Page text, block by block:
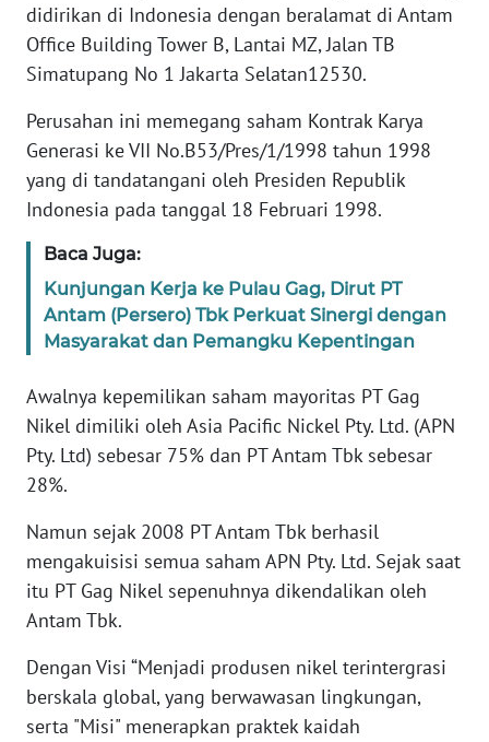
didirikan di Indonesia dengan beralamat di Antam
Office Building Tower B, Lantai MZ, Jalan TB
Simatupang No 1 Jakarta Selatan12530.
Perusahan ini memegang saham Kontrak Karya
Generasi ke VII No.B53/Pres/1/1998 tahun 1998
yang di tandatangani oleh Presiden Republik
Indonesia pada tanggal 18 Februari 1998.
Baca Juga:
Kunjungan Kerja ke Pulau Gag, Dirut PT
Antam (Persero) Tbk Perkuat Sinergi dengan
Masyarakat dan Pemangku Kepentingan
Awalnya kepemilikan saham mayoritas PT Gag
Nikel dimiliki oleh Asia Pacific Nickel Pty. Ltd. (APN
Pty. Ltd) sebesar 75% dan PT Antam Tbk sebesar
28%.
Namun sejak 2008 PT Antam Tbk berhasil
mengakuisisi semua saham APN Pty. Ltd. Sejak saat
itu PT Gag Nikel sepenuhnya dikendalikan oleh
Antam Tbk.
Dengan Visi “Menjadi produsen nikel terintergrasi
berskala global, yang berwawasan lingkungan,
serta "Misi" menerapkan praktek kaidah
DISCLAIMER
News
Regional
WN
SUMUT
WN
JAKARTA
BANTEN
NTT
WN
KEPRI
WN
PAPUA